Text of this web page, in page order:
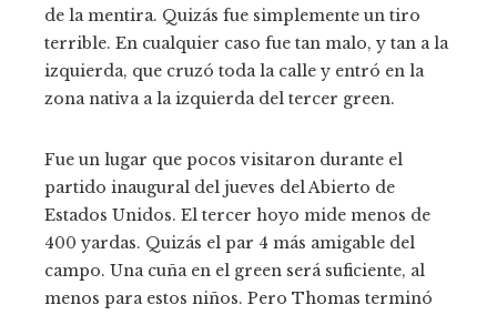
de la mentira. Quizás fue simplemente un tiro
terrible. En cualquier caso fue tan malo, y tan a la
izquierda, que cruzó toda la calle y entró en la
zona nativa a la izquierda del tercer green.
Fue un lugar que pocos visitaron durante el
partido inaugural del jueves del Abierto de
Estados Unidos. El tercer hoyo mide menos de
400 yardas. Quizás el par 4 más amigable del
campo. Una cuña en el green será suficiente, al
menos para estos niños. Pero Thomas terminó